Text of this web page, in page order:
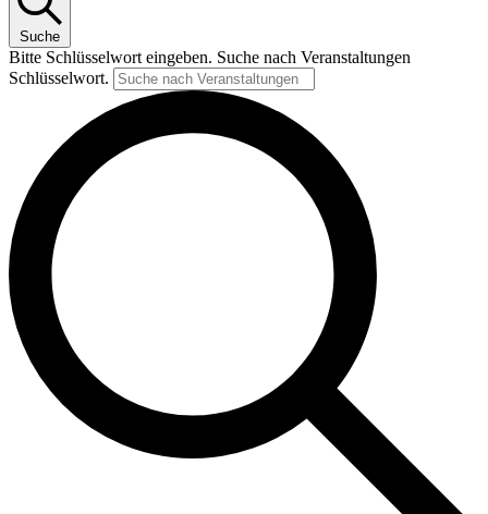
Suche
Bitte Schlüsselwort eingeben. Suche nach Veranstaltungen
Schlüsselwort.